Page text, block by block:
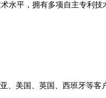
水平，拥有多项自主专利
、美国、英国、西班牙等